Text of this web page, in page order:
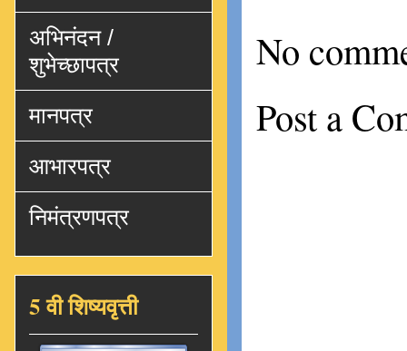
No
Post a
अभिनंदन /
शुभेच्छापत्र
मानपत्र
आभारपत्र
निमंत्रणपत्र
5 वी शिष्यवृत्ती